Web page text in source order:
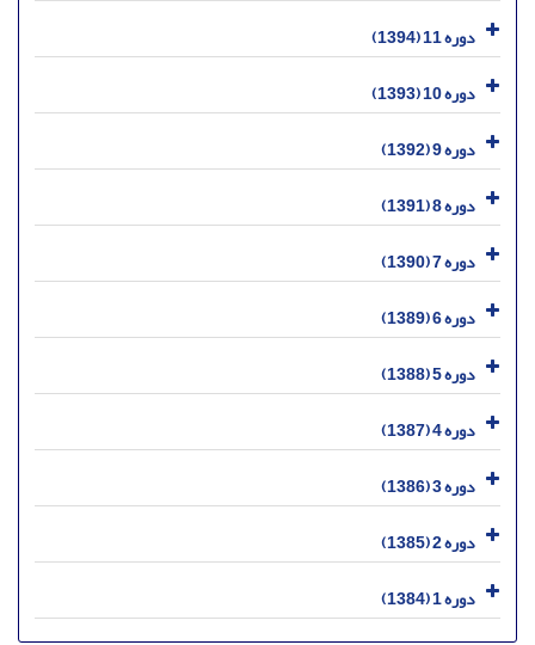
دوره 11 (1394)
دوره 10 (1393)
دوره 9 (1392)
دوره 8 (1391)
دوره 7 (1390)
دوره 6 (1389)
دوره 5 (1388)
دوره 4 (1387)
دوره 3 (1386)
دوره 2 (1385)
دوره 1 (1384)